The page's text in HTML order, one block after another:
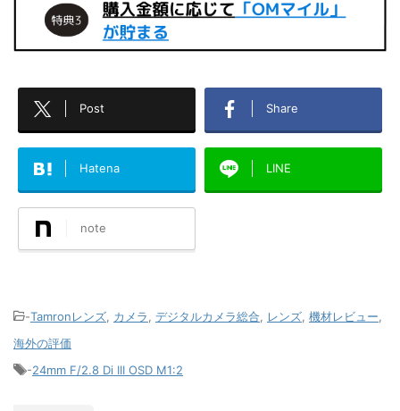
Post Share
Hatena LINE
note
-Tamronレンズ カメラ デジタルカメラ総合 レンズ 機材レビュー
海外の評価
-24mm F/2.8 Di III OSD M1:2